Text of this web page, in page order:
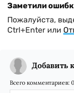
Заметили
Пожалуйста,
Ctrl+Enter или
Добавить
Всего комментариев: 0